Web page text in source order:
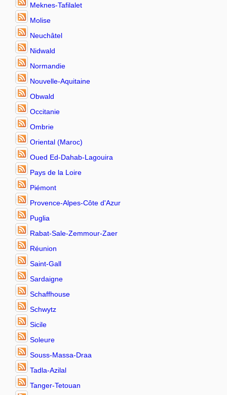
Meknes-Tafilalet
Molise
Neuchâtel
Nidwald
Normandie
Nouvelle-Aquitaine
Obwald
Occitanie
Ombrie
Oriental (Maroc)
Oued Ed-Dahab-Lagouira
Pays de la Loire
Piémont
Provence-Alpes-Côte d'Azur
Puglia
Rabat-Sale-Zemmour-Zaer
Réunion
Saint-Gall
Sardaigne
Schaffhouse
Schwytz
Sicile
Soleure
Souss-Massa-Draa
Tadla-Azilal
Tanger-Tetouan